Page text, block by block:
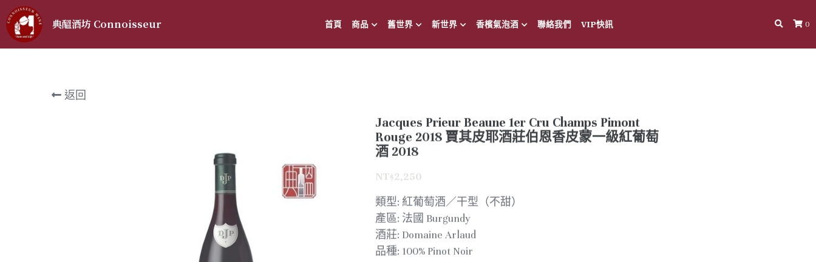
典醞酒坊 Connoisseur 首頁 商品 舊世界 新世界 香檳氣泡酒 聯絡我們 VIP快訊 0
返回
Jacques Prieur Beaune 1er Cru Champs Pimont
Rouge 2018 賈其皮耶酒莊伯恩香皮蒙一級紅葡萄
酒 2018
NT$2,250
類型: 紅葡萄酒／干型（不甜）
產區: 法國 Burgundy
酒莊: Domaine Arlaud
品種: 100% Pinot Noir